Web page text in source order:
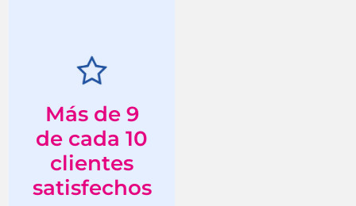
Más de 9
de cada 10
clientes
satisfechos